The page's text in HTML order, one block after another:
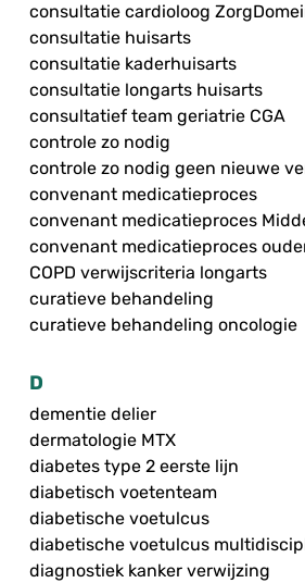
consultatie cardioloog
consultatie huisarts
consultatie kaderhuisarts
consultatie longarts huisarts
consultatief team geriatrie CGA
controle zo nodig
controle zo nodig geen nieuwe
convenant medicatieproces
convenant medicatieproces
convenant medicatieproces
COPD verwijscriteria longarts
curatieve behandeling
curatieve behandeling oncologie
D
dementie delier
dermatologie MTX
diabetes type 2 eerste lijn
diabetisch voetenteam
diabetische voetulcus
diabetische voetulcus
diagnostiek kanker verwijzing